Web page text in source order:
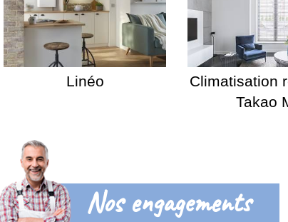
Linéo
Climatisation
Takao
Nos engagements